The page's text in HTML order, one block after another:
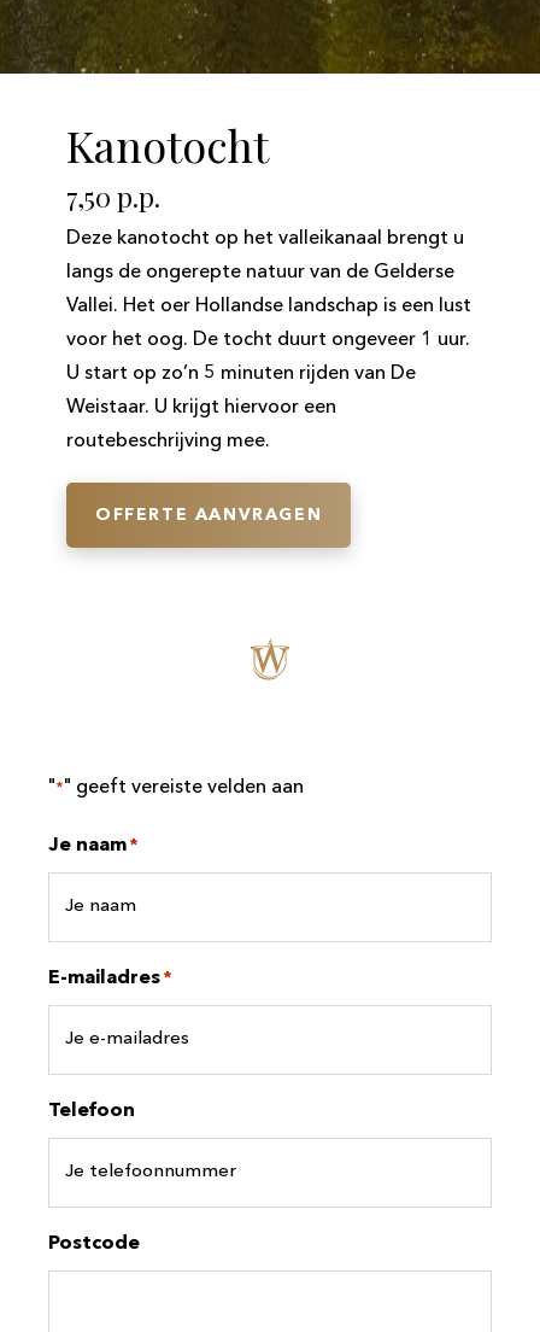
Kanotocht
7,50 p.p.
Deze kanotocht op het valleikanaal brengt u
langs de ongerepte natuur van de Gelderse
Vallei. Het oer Hollandse landschap is een lust
voor het oog. De tocht duurt ongeveer 1 uur.
U start op zo’n 5 minuten rijden van De
Weistaar. U krijgt hiervoor een
routebeschrijving mee.
OFFERTE AANVRAGEN
"*" geeft vereiste velden aan
Je naam *
E-mailadres *
Telefoon
Postcode